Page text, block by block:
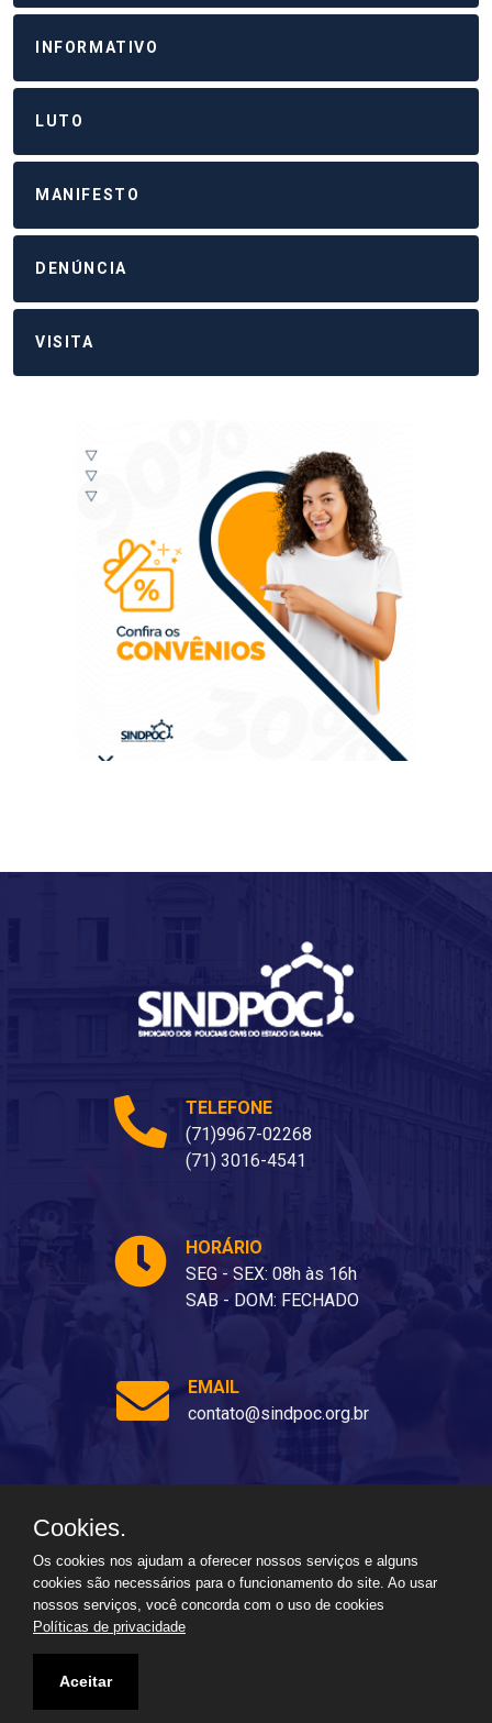
INFORMATIVO
LUTO
MANIFESTO
DENÚNCIA
VISITA
TELEFONE
(71)9967-02268
(71) 3016-4541
HORÁRIO
SEG - SEX: 08h às 16h
SAB - DOM: FECHADO
EMAIL
contato@sindpoc.org.br
Ladeira dos Barris, 80 - Barris, Salvador - BA, 40070-310
Cookies.
Os cookies nos ajudam a oferecer nossos serviços e alguns
cookies são necessários para o funcionamento do site. Ao usar
nossos serviços, você concorda com o uso de cookies
Políticas de privacidade
Aceitar